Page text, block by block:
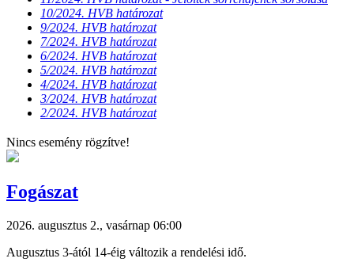
10/2024. HVB határozat
9/2024. HVB határozat
7/2024. HVB határozat
6/2024. HVB határozat
5/2024. HVB határozat
4/2024. HVB határozat
3/2024. HVB határozat
2/2024. HVB határozat
Nincs esemény rögzítve!
Fogászat
2026. augusztus 2., vasárnap 06:00
Augusztus 3-ától 14-éig változik a rendelési idő.